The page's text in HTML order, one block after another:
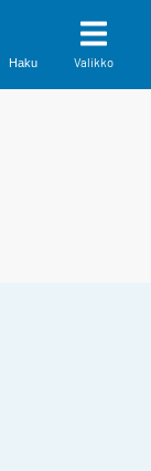
Haku Valikko